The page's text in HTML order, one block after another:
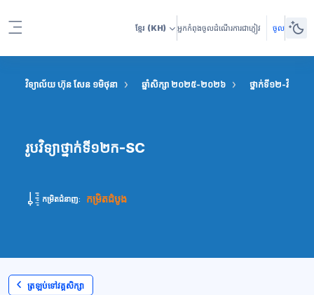
ខ្មែរ (KH) អ្នកកំពុងចូលដំណើរការជាភ្ញៀវ ចូល
វិទ្យាល័យ ហ៊ុន សែន ១មិថុនា ឆ្នាំសិក្សា ២០២៥-២០២៦ ថ្នាក់ទី១២-វិទ្យាសា
រូបវិទ្យាថ្នាក់ទី១២ក-SC
កម្រិតជំនាញ: កម្រិតដំបូង
ត្រឡប់ទៅវគ្គសិក្សា